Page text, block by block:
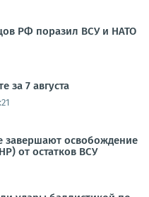
РФ поразил ВСУ и НАТО
за 7 августа
завершают освобождение
от остатков ВСУ